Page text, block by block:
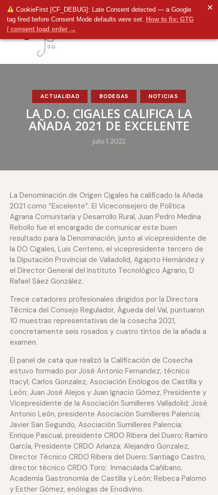
CookieFirst [CF_DEBUG]: Late Consent detected — a Google
tag fired before Consent Mode defaults were set. How to fix: GTG
/ consent load order →
✕
ACTUALIDAD BODEGAS NOTICIAS
LA D.O. CIGALES CALIFICA LA
AÑADA 2021 DE EXCELENTE
julio 1, 2022
La Denominación de Origen Cigales ha calificado la Añada
2021 como “Excelente”. El Viceconsejero de Política
Agraria Comunitaria y Desarrollo Rural, Juan Pedro Medina
Rebollo fue el encargado de comunicar este buen
resultado para la Denominación, junto al vicepresidente de
la DO Cigales, Luis Centeno, el vicepresidente tercero de
la Diputación Provincial de Valladolid, Agapito Hernández y
el Director General del Instituto Tecnológico Agrario, D
Rafael Sáez González.
Trece catadores profesionales dirigidos por la Directora
Técnica del Consejo Regulador, Águeda del Val, puntuaron
10 muestras representativas de la cosecha 2021,
concretamente seis rosados y cuatro tintos de la añada a
examen.
El panel de cata que realizó la Calificación de Cosecha
estuvo formado por José Antonio Fernandez, técnico
Itacyl; Carlos Gonzalez, Asociación Enólogos de Castilla y
León; Juan José Alejos y Juan Ignacio Gómez, Presidente y
Vicepresidente de la Asociación Sumilleres Valladolid; José
Antonio León, presidente Asociación Sumilleres Palencia;
Javier San Segundo, Asociación Sumilleres Palencia;
Enrique Pascual, presidente CRDO Ribera del Duero; Ramiro
García, Presidente CRDO Arlanza; Alejandro Gonzalez,
Director Técnico CRDO Ribera del Duero; Santiago Castro,
director técnico CRDO Toro; Inmaculada Cañibano,
Academia Gastronomía de Castilla y León; Rebeca Palomo
y Esther Gómez, enólogas de Enodivino.